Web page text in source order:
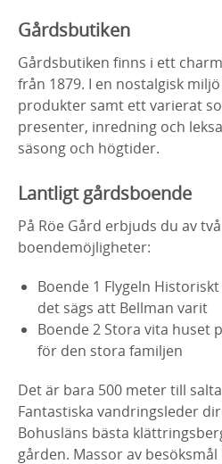
Gårdsbutiken
Gårdsbutiken finns i ett
från 1879. I en nostalgisk
produkter samt ett varierat
presenter, inredning och
säsong och högtider.
Lantligt gårdsboende
På Röe Gård erbjuds du av
boendemöjligheter:
Boende 1 Flygeln
det sägs att Bellman varit
Boende 2 Stora vita huset
för den stora familjen
Det är bara 500 meter till
Fantastiska vandringsleder
Bohusläns bästa
gården. Massor av